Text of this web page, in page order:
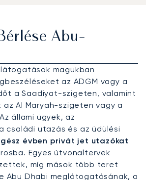
Abu-
magukban
az ADGM vagy a
a Saadiyat-szigeten, valamint
Al Maryah-szigeten vagy a
állami ügyek, az
családi utazás és az üdülési
évben privát jet utazókat
Egyes útvonaltervek
míg mások több teret
Abu Dhabi meglátogatásának, a